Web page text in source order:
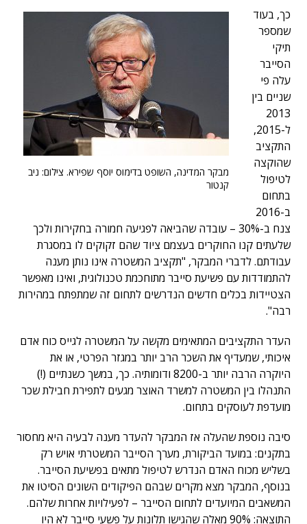
מבקר המדינה, השופט בדימוס יוסף שפירא. צילום: ניב
קנטור
כך, בעוד
שמספר
תיקי
הסייבר
עלה פי
שניים בין
2013
ל-2015,
התקציב
שהוקצה
לטיפול
בתחום
ב-2016
צנח ב-30% – עובדה שהביאה לפגיעה חמורה בחקירות ולכך
שלעתים קנו החוקרים בעצמם ציוד שהם זקוקים לו במסגרת
עבודתם. לדברי המבקר, "תקציב המשטרה אינו נותן מענה
להתמודדות עם פשיעת סייבר מתוחכמת טכנולוגית, ואינו מאפשר
הצטיידות בכלים חדשים הנדרשים לתחום זה שמתפתח במהירות
רבה".
העדר התקציבים המתאימים מקשה על המשטרה לגייס כוח אדם
איכותי, שמעדיף את השכר הרב יותר במגזר הפרטי, או את
היוקרה הרבה יותר ב-8200 ודומותיה. כך, במשך כשנתיים (!)
התנהלו בין המשטרה למשרד האוצר מגעים לתפירת חבילת שכר
מועדפת לעוסקים בתחום.
סיבה נוספת שהעלה אז המבקר להעדר מענה לבעיה היא מחסור
בתקנים: במועד הביקורת, מערך הסייבר המשטרתי אויש רק
בשליש מכוח האדם הנדרש לטיפול מתאים בפשיעת הסייבר.
בנוסף, המבקר מצא מקרים שבהם הפיקודים השונים הסיטו את
המשאבים המיועדים לתחום הסייבר – לפעילויות אחרות שלהם.
התוצאה: 90% מאלה שהגישו תלונות על פשעי סייבר לא היו